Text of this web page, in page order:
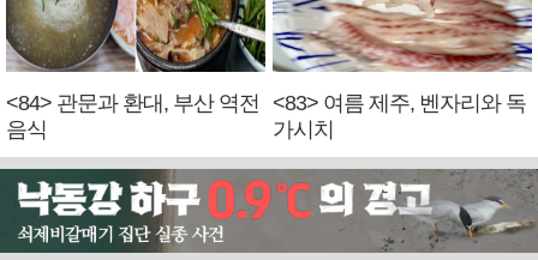
<84> 관문과 환대, 부산 역전
음식
<83> 여름 제주, 벤자리와 독
가시치